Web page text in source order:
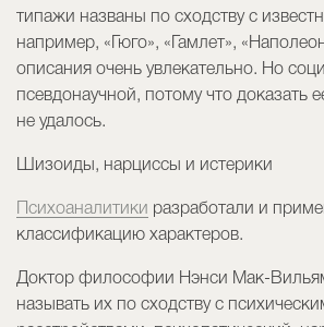
типажи названы по сходству с
например, «Гюго», «Гамлет»,
описания очень увлекательно. Но
псевдонаучной, потому что доказать
не удалось.
Шизоиды, нарциссы и истерики
Психоаналитики разработали и
классификацию характеров.
Доктор философии Нэнси Мак-
называть их по сходству с